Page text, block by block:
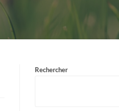
Rechercher